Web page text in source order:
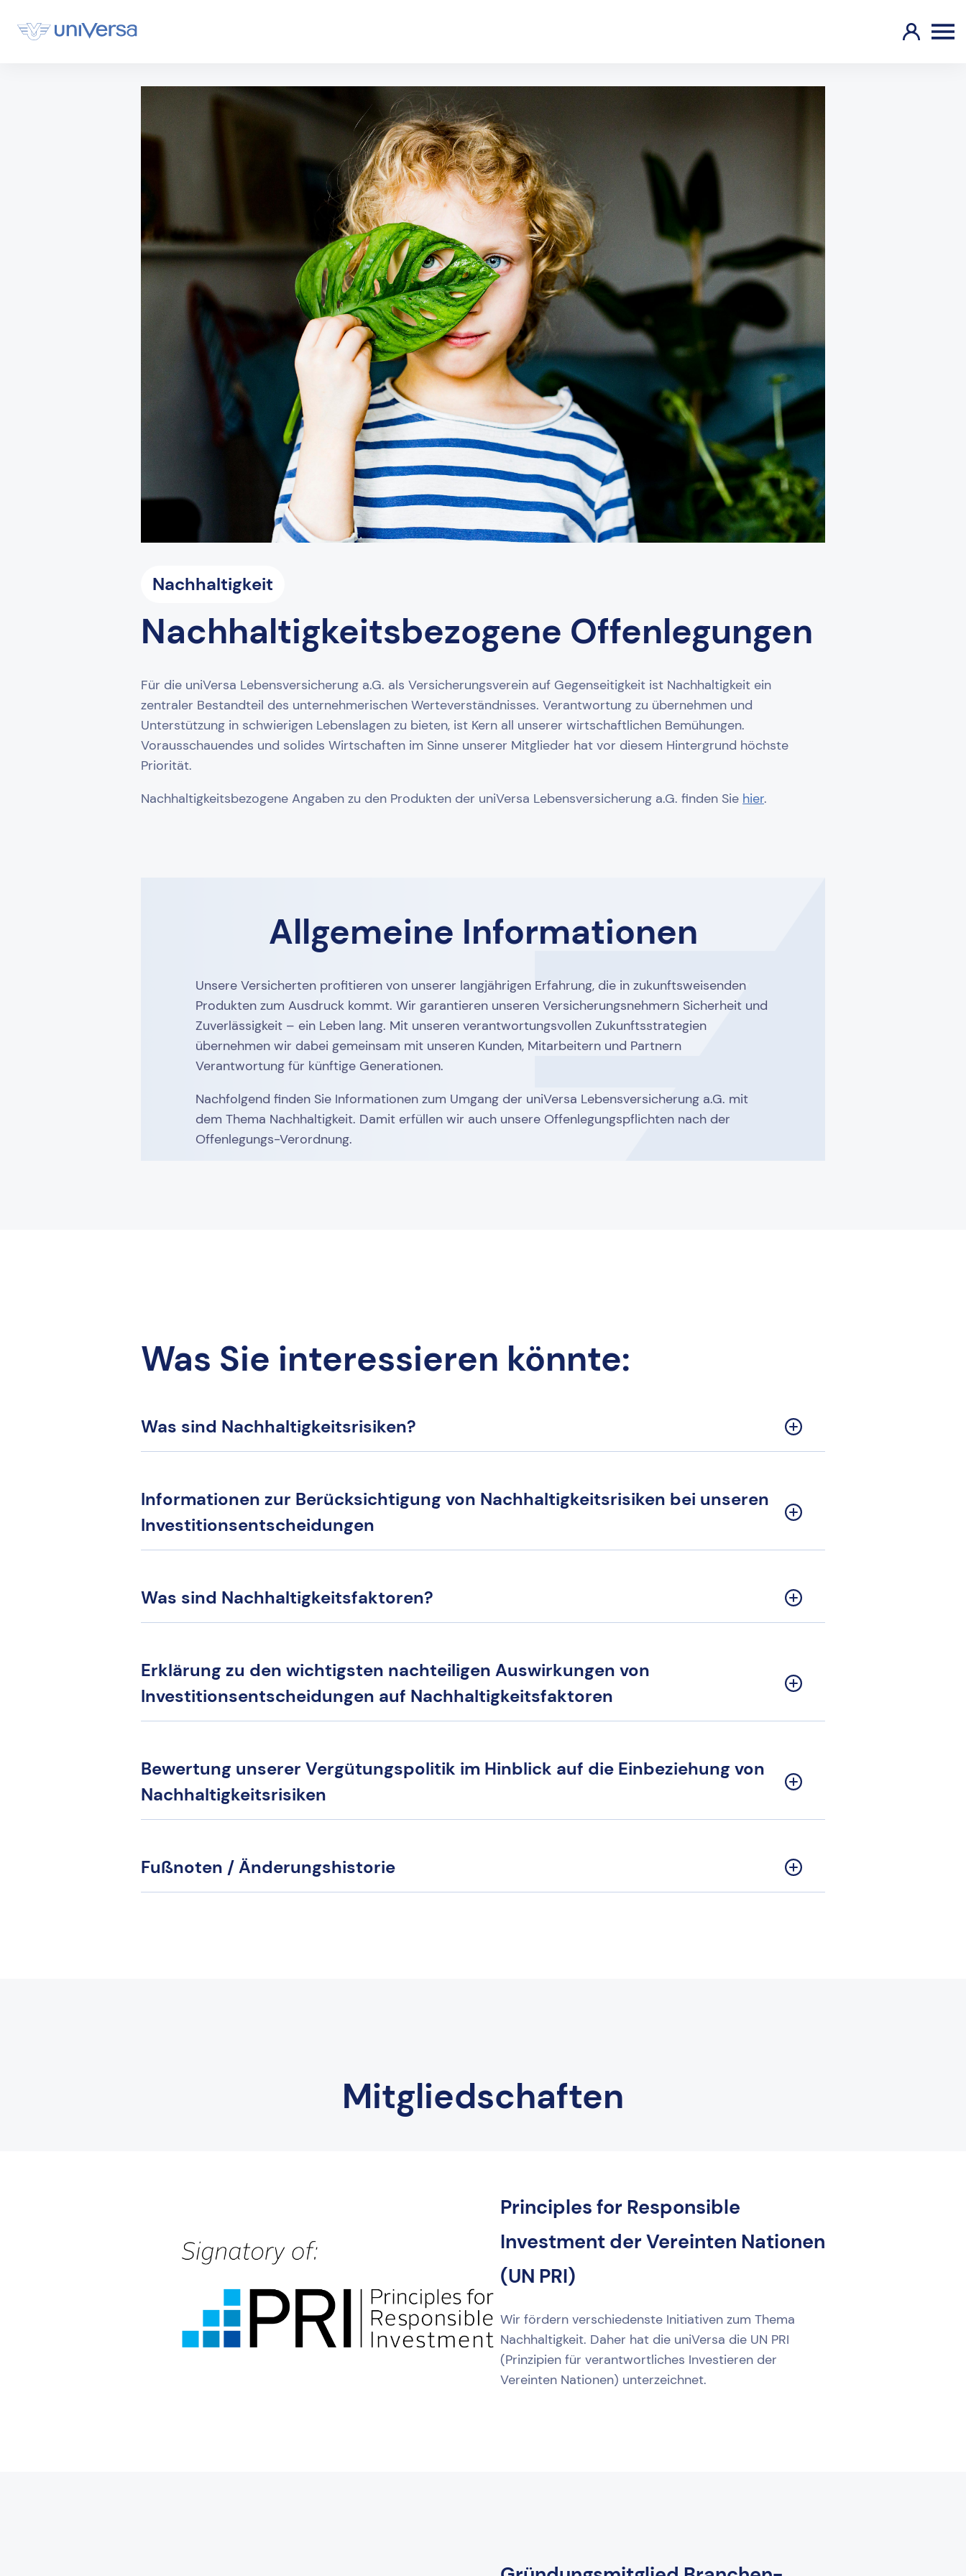
Nachhaltigkeit
Nachhaltigkeitsbezogene Offenlegungen
Für die uniVersa Lebensversicherung a.G. als Versicherungsverein auf Gegenseitigkeit ist Nachhaltigkeit ein
zentraler Bestandteil des unternehmerischen Werteverständnisses. Verantwortung zu übernehmen und
Unterstützung in schwierigen Lebenslagen zu bieten, ist Kern all unserer wirtschaftlichen Bemühungen.
Vorausschauendes und solides Wirtschaften im Sinne unserer Mitglieder hat vor diesem Hintergrund höchste
Priorität.
Nachhaltigkeitsbezogene Angaben zu den Produkten der uniVersa Lebensversicherung a.G. finden Sie hier.
Allgemeine Informationen
Unsere Versicherten profitieren von unserer langjährigen Erfahrung, die in zukunftsweisenden
Produkten zum Ausdruck kommt. Wir garantieren unseren Versicherungsnehmern Sicherheit und
Zuverlässigkeit – ein Leben lang. Mit unseren verantwortungsvollen Zukunftsstrategien
übernehmen wir dabei gemeinsam mit unseren Kunden, Mitarbeitern und Partnern
Verantwortung für künftige Generationen.
Nachfolgend finden Sie Informationen zum Umgang der uniVersa Lebensversicherung a.G. mit
dem Thema Nachhaltigkeit. Damit erfüllen wir auch unsere Offenlegungspflichten nach der
Offenlegungs-Verordnung.
Was Sie interessieren könnte:
Was sind Nachhaltigkeitsrisiken?
Informationen zur Berücksichtigung von Nachhaltigkeitsrisiken bei unseren
Investitionsentscheidungen
Was sind Nachhaltigkeitsfaktoren?
Erklärung zu den wichtigsten nachteiligen Auswirkungen von
Investitionsentscheidungen auf Nachhaltigkeitsfaktoren
Bewertung unserer Vergütungspolitik im Hinblick auf die Einbeziehung von
Nachhaltigkeitsrisiken
Fußnoten / Änderungshistorie
Mitgliedschaften
Principles for Responsible
Investment der Vereinten Nationen
(UN PRI)
Wir fördern verschiedenste Initiativen zum Thema
Nachhaltigkeit. Daher hat die uniVersa die UN PRI
(Prinzipien für verantwortliches Investieren der
Vereinten Nationen) unterzeichnet.